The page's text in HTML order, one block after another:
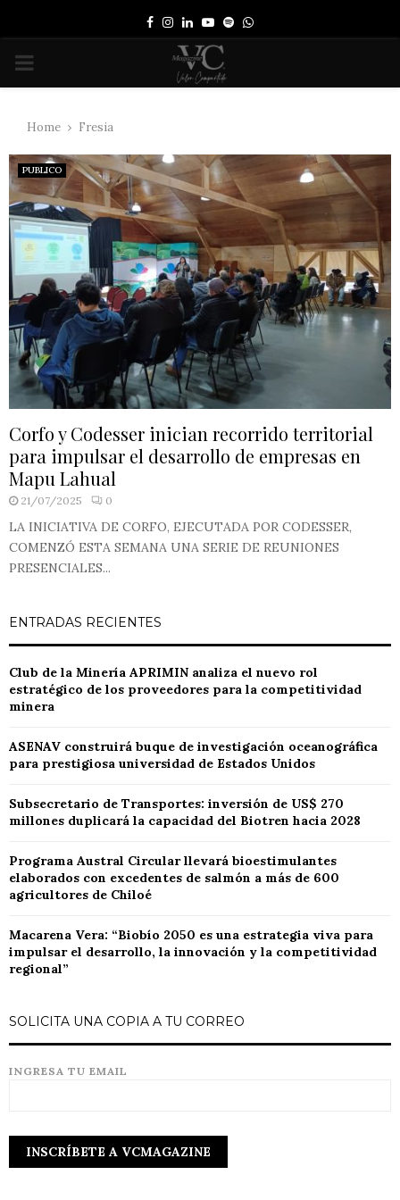
Facebook
Instagram
LinkedinYoutube
SpotifyWhatsapp
PRIMARY
Home Fresia
PUBLICO
Corfo y Codesser inician recorrido territorial
para impulsar el desarrollo de empresas en
Mapu Lahual
21/07/2025 0
LA INICIATIVA DE CORFO, EJECUTADA POR CODESSER,
COMENZÓ ESTA SEMANA UNA SERIE DE REUNIONES
PRESENCIALES...
ENTRADAS RECIENTES
Club de la Minería APRIMIN analiza el nuevo rol
estratégico de los proveedores para la competitividad
minera
ASENAV construirá buque de investigación oceanográfica
para prestigiosa universidad de Estados Unidos
Subsecretario de Transportes: inversión de US$ 270
millones duplicará la capacidad del Biotren hacia 2028
Programa Austral Circular llevará bioestimulantes
elaborados con excedentes de salmón a más de 600
agricultores de Chiloé
Macarena Vera: “Biobío 2050 es una estrategia viva para
impulsar el desarrollo, la innovación y la competitividad
regional”
SOLICITA UNA COPIA A TU CORREO
INGRESA TU EMAIL